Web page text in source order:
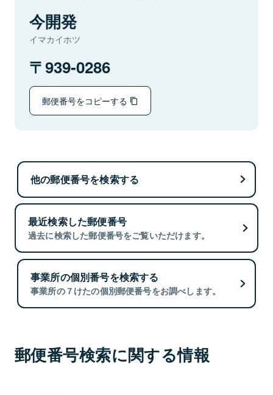
今開発
イマカイホツ
939-0286
郵便番号をコピーする
他の郵便番号を検索する
最近検索した郵便番号
過去に検索した郵便番号をご覧いただけます。
事業所の個別番号を検索する
事業所の７けたの個別郵便番号をお調べします。
郵便番号検索に関する情報